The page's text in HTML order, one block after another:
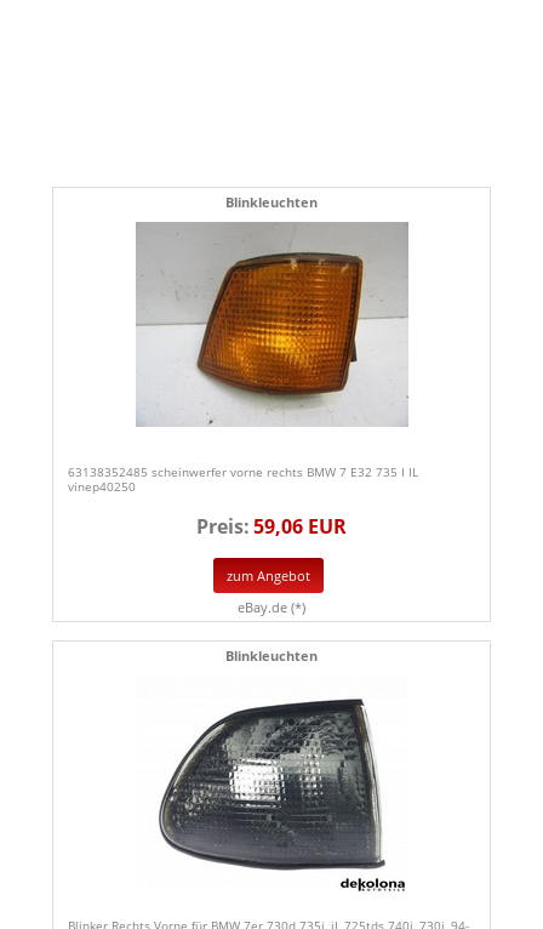
Blinkleuchten
63138352485 scheinwerfer vorne rechts BMW 7 E32 735 I IL
vinep40250
Preis:59,06 EUR
zum Angebot
eBay.de (*)
Blinkleuchten
Blinker Rechts Vorne für BMW 7er 730d 735i, iL 725tds 740i, 730i, 94-